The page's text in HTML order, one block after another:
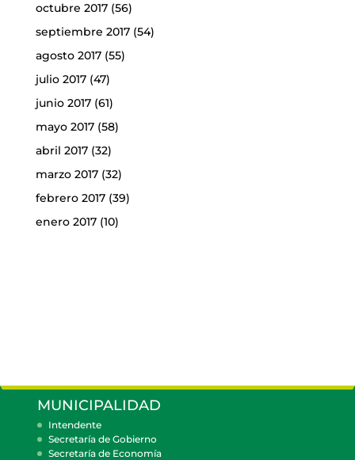
octubre 2017(56)
septiembre 2017(54)
agosto 2017(55)
julio 2017(47)
junio 2017(61)
mayo 2017(58)
abril 2017(32)
marzo 2017(32)
febrero 2017(39)
enero 2017(10)
MUNICIPALIDAD
Intendente
Secretaría de Gobierno
Secretaría de Economía